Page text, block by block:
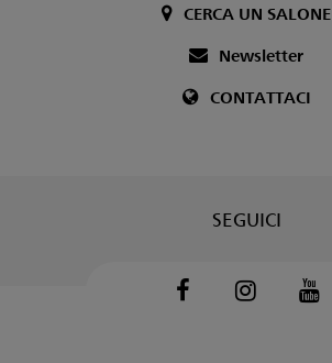
CERCA UN SALONE
Newsletter
CONTATTACI
SEGUICI